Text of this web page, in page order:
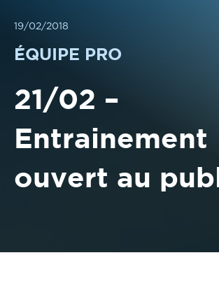
19/02/2018
ÉQUIPE PRO
21/02 –
Entrainement
ouvert au